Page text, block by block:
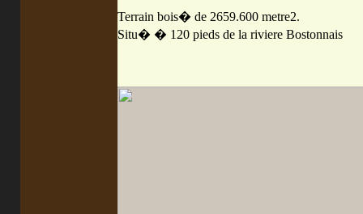
Terrain bois� de 2659.600 metre2.
Situ� � 120 pieds de la riviere Bostonnais